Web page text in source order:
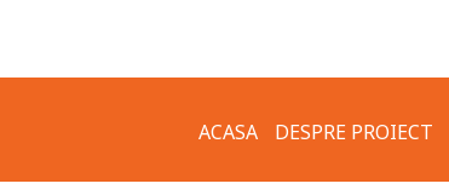
ACASA DESPRE PROIECT